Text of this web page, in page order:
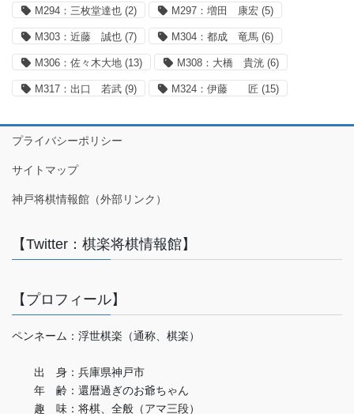
M294：三枚堂達也 (2) M297：増田 康宏 (5)
M303：近藤 誠也 (7) M304：都成 竜馬 (6)
M306：佐々木大地 (13) M308：大橋 貴洸 (6)
M317：出口 若武 (9) M324：伊藤 匠 (15)
プライバシーポリシー
サイトマップ
神戸将棋情報館（外部リンク）
【Twitter：棋楽将棋情報館】
【プロフィール】
ペンネーム：浮世棋楽（通称、棋楽）
出 身：兵庫県神戸市
年 齢：還暦過ぎのお爺ちゃん
趣 味：将棋、全般（アマ三段）